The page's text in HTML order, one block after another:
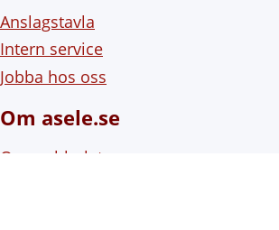
Anslagstavla
Intern service
Jobba hos oss
Om asele.se
Om webbplatsen